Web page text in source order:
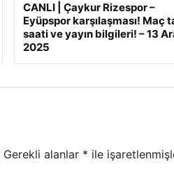
CANLI | Çaykur Rizespor –
Eyüpspor karşılaşması! Maç
saati ve yayın bilgileri! – 13
2025
Gerekli alanlar * ile